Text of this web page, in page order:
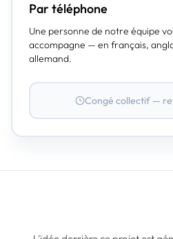
Par téléphone
Une personne de notre équipe
accompagne — en français,
allemand.
Congé collectif —